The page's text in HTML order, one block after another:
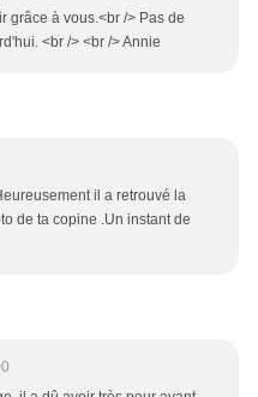
grâce à vous.<br /> Pas de
<br /> <br /> Annie
il a retrouvé la
de ta copine .Un instant de